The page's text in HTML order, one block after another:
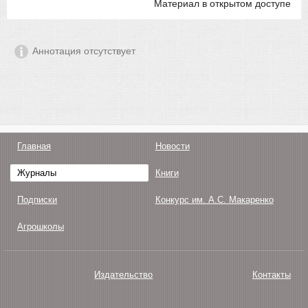
Материал в открытом доступе
Аннотация отсутствует
Главная Новости
Журналы Книги
Подписки Конкурс им. А.С. Макаренко
Агрошколы
Издательство Контакты